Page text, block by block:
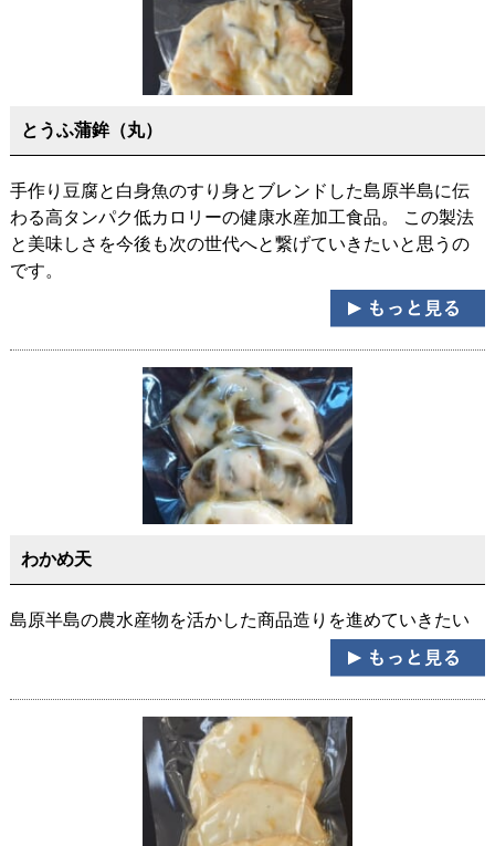
とうふ蒲鉾（丸）
手作り豆腐と白身魚のすり身とブレンドした島原半島に伝
わる高タンパク低カロリーの健康水産加工食品。 この製法
と美味しさを今後も次の世代へと繋げていきたいと思うの
です。
わかめ天
島原半島の農水産物を活かした商品造りを進めていきたい